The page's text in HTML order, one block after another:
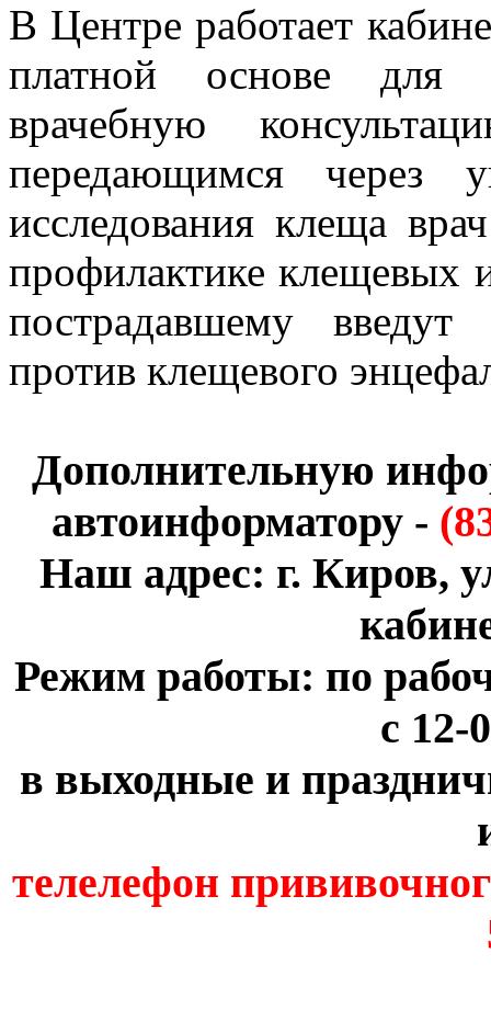
В Центре работает
платной основе для
врачебную
передающимся через
исследования клеща
профилактике клещевых
пострадавшему введут
против клещевого
Дополнительную
автоинформатору -
Наш адрес: г. Киров,
Режим работы: по
с 12-
в выходные и
телелефон